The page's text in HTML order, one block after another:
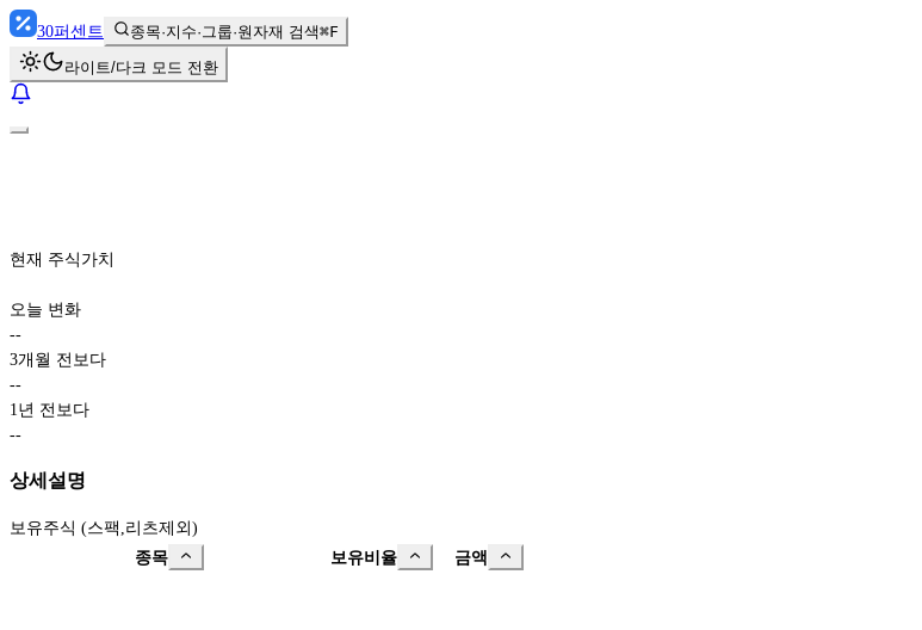
30퍼센트 종목·지수·그룹·원자재 검색⌘F
라이트/다크 모드 전환
현재 주식가치
오늘 변화
--
3개월 전보다
--
1년 전보다
--
상세설명
보유주식 (스팩,리츠제외)
종목
보유비율 금액